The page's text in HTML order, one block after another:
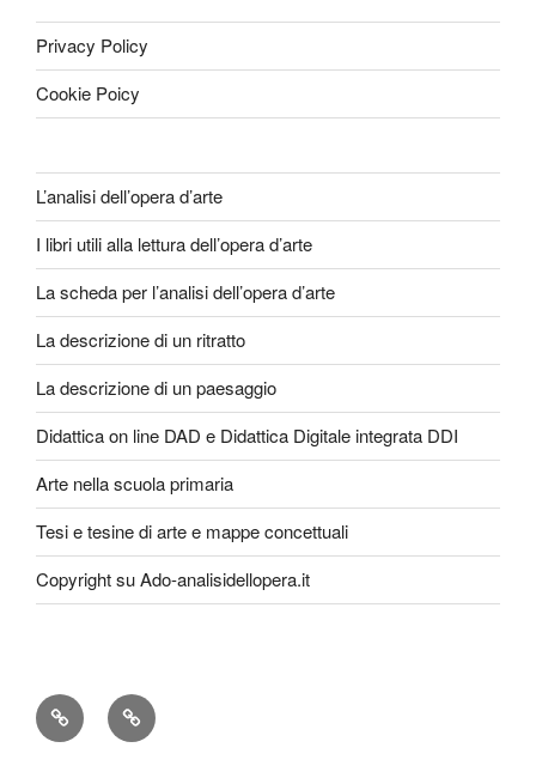
Privacy Policy
Cookie Poicy
L’analisi dell’opera d’arte
I libri utili alla lettura dell’opera d’arte
La scheda per l’analisi dell’opera d’arte
La descrizione di un ritratto
La descrizione di un paesaggio
Didattica on line DAD e Didattica Digitale integrata DDI
Arte nella scuola primaria
Tesi e tesine di arte e mappe concettuali
Copyright su Ado-analisidellopera.it
Privacy
Policy
Cookie
Poicy